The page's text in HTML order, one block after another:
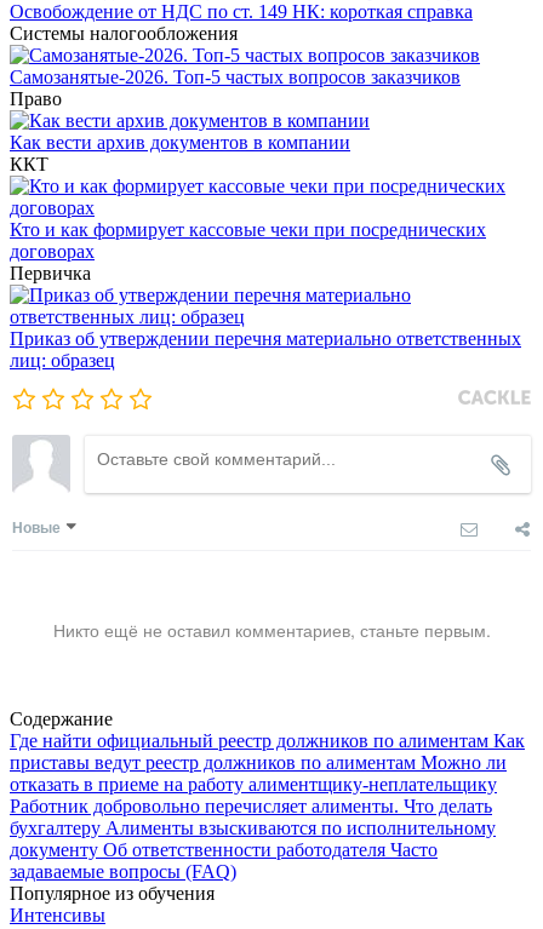
Освобождение от НДС по ст. 149 НК: короткая справка
Системы налогообложения
Самозанятые-2026. Топ-5 частых вопросов заказчиков
Право
Как вести архив документов в компании
ККТ
Кто и как формирует кассовые чеки при посреднических
договорах
Первичка
Приказ об утверждении перечня материально ответственных
лиц: образец
Новые
Никто ещё не оставил комментариев, станьте первым.
Содержание
Где найти официальный реестр должников по алиментам Как
приставы ведут реестр должников по алиментам Можно ли
отказать в приеме на работу алиментщику-неплательщику
Работник добровольно перечисляет алименты. Что делать
бухгалтеру Алименты взыскиваются по исполнительному
документу Об ответственности работодателя Часто
задаваемые вопросы (FAQ)
Популярное из обучения
Интенсивы